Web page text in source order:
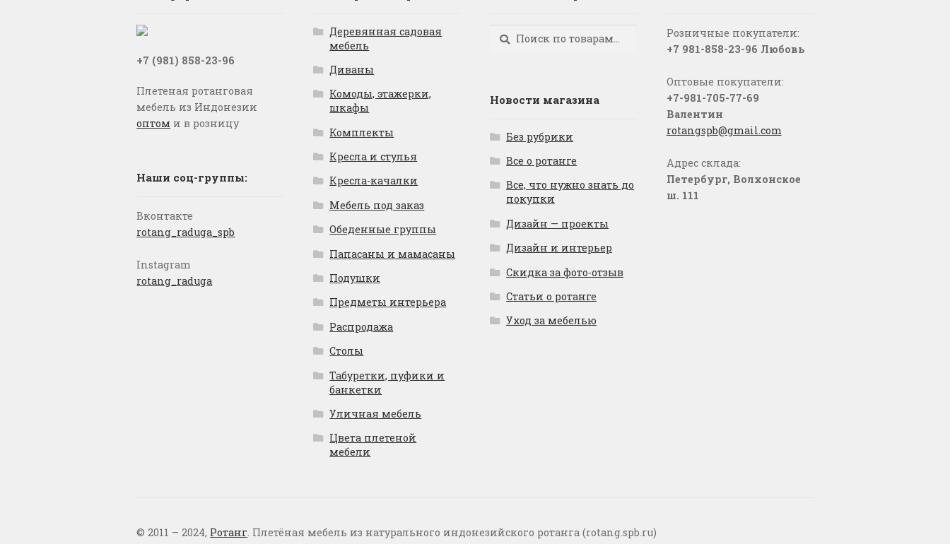
+7 (981) 858-23-96
Плетеная ротанговая
мебель из Индонезии
оптом и в розницу
Наши соц-группы:
Вконтакте
rotang_raduga_spb
Instagram
rotang_raduga
Деревянная садовая
мебель
Диваны
Комоды, этажерки,
шкафы
Комплекты
Кресла и стулья
Кресла-качалки
Мебель под заказ
Обеденные группы
Папасаны и мамасаны
Подушки
Предметы интерьера
Распродажа
Столы
Табуретки, пуфики и
банкетки
Уличная мебель
Цвета плетеной
мебели
Искать:
Поиск
Новости магазина
Без рубрики
Все о ротанге
Все, что нужно знать до
покупки
Дизайн — проекты
Дизайн и интерьер
Скидка за фото-отзыв
Статьи о ротанге
Уход за мебелью
Розничные покупатели:
+7 981-858-23-96 Любовь
Оптовые покупатели:
+7-981-705-77-69
Валентин
rotangspb@gmail.com
Адрес склада:
Петербург, Волхонское
ш. 111
© 2011 – 2024, Ротанг. Плетёная мебель из натурального индонезийского ротанга (rotang.spb.ru)